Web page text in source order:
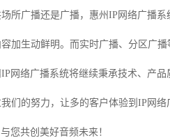
所广播还是广播，惠州IP网络广播
加生动鲜明。而实时广播、分区广
网络广播系统将继续秉承技术、产
们的努力，让多的客户体验到IP网
您共创美好音频未来！